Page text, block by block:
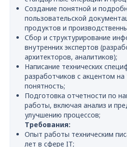
Создание понятной и
пользовательской
продуктов и
Сбор и структурирование
внутренних экспертов
архитекторов, аналитиков);
Написание технических
разработчиков с акцентом на
понятность;
Подготовка отчетности по
работы, включая анализ и
улучшению процессов;
Требования:
Опыт работы техническим
лет в сфере IT;